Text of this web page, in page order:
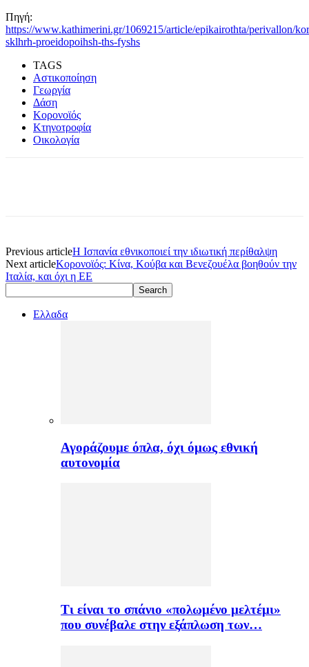
Πηγή:
https://www.kathimerini.gr/1069215/article/epikairothta/perivallon/
sklhrh-proeidopoihsh-ths-fyshs
TAGS
Αστικοποίηση
Γεωργία
Δάση
Κορονοϊός
Κτηνοτροφία
Οικολογία
Previous articleΗ Ισπανία εθνικοποιεί την ιδιωτική περίθαλψη
Next articleΚορονοϊός: Κίνα, Κούβα και Βενεζουέλα βοηθούν την
Ιταλία, και όχι η ΕΕ
Ελλαδα
Αγοράζουμε όπλα, όχι όμως εθνική
αυτονομία
Τι είναι το σπάνιο «πολωμένο μελτέμι»
που συνέβαλε στην εξάπλωση των…